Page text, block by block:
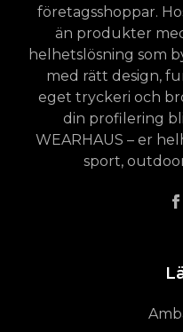
företagsshoppar.
än produkter
helhetslösning som
med rätt design,
eget tryckeri och
din profilering
WEARHAUS – er
sport,